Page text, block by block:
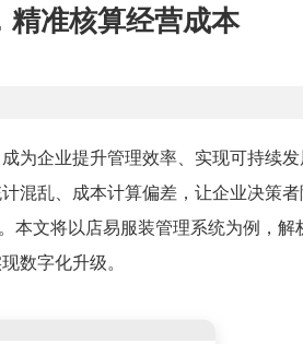
精准核算经营成本
为企业提升管理效率、实现可持续发
混乱、成本计算偏差，让企业决策者
本文将以店易服装管理系统为例，解
数字化升级。